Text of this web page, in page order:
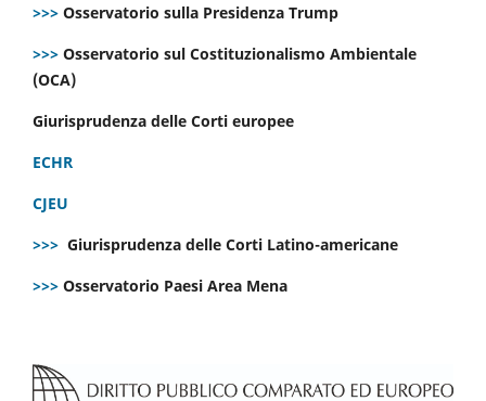
>>> Osservatorio sulla Presidenza Trump
>>> Osservatorio sul Costituzionalismo Ambientale
(OCA)
Giurisprudenza delle Corti europee
ECHR
CJEU
>>> Giurisprudenza delle Corti Latino-americane
>>> Osservatorio Paesi Area Mena